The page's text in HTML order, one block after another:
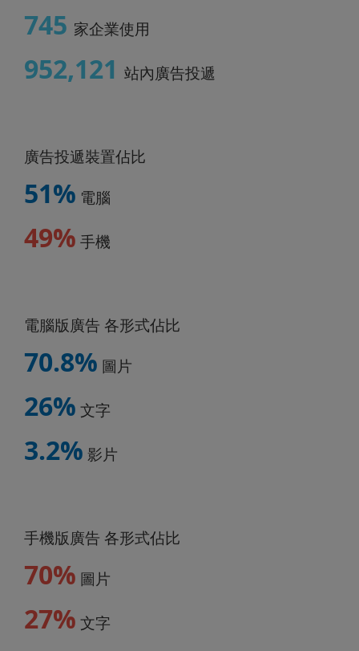
745 家企業使用
952,121 站內廣告投遞
廣告投遞裝置佔比
51% 電腦
49% 手機
電腦版廣告 各形式佔比
70.8% 圖片
26% 文字
3.2% 影片
手機版廣告 各形式佔比
70% 圖片
27% 文字